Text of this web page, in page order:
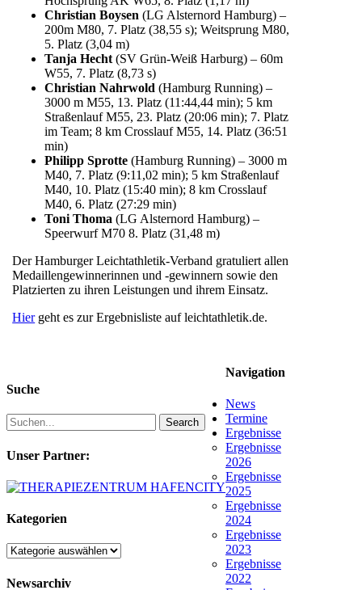
Christian Boysen (LG Alsternord Hamburg) –
200m M80, 7. Platz (38,55 s); Weitsprung M80,
5. Platz (3,04 m)
Tanja Hecht (SV Grün-Weiß Harburg) – 60m
W55, 7. Platz (8,73 s)
Christian Nahrwold (Hamburg Running) –
3000 m M55, 13. Platz (11:44,44 min); 5 km
Straßenlauf M55, 23. Platz (20:06 min); 7. Platz
im Team; 8 km Crosslauf M55, 14. Platz (36:51
min)
Philipp Sprotte (Hamburg Running) – 3000 m
M40, 7. Platz (9:11,02 min); 5 km Straßenlauf
M40, 10. Platz (15:40 min); 8 km Crosslauf
M40, 6. Platz (27:29 min)
Toni Thoma (LG Alsternord Hamburg) –
Speerwurf M70 8. Platz (31,48 m)
Der Hamburger Leichtathletik-Verband gratuliert allen
Medaillengewinnerinnen und -gewinnern sowie den
Platzierten zu ihren Leistungen und ihrem Einsatz.
Hiergeht es zur Ergebnisliste auf leichtathletik.de.
Suche
Search
Unser Partner:
Kategorien
Kategorien
Newsarchiv
Navigation
News
Termine
Ergebnisse
Ergebnisse
2026
Ergebnisse
2025
Ergebnisse
2024
Ergebnisse
2023
Ergebnisse
2022